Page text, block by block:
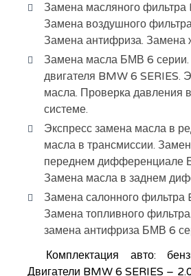
Замена масляного фильтра
Замена воздушного
Замена антифриза. Замена
Замена масла БМВ 6
двигателя BMW 6 SERIES.
масла. Проверка давления
системе.
Экспресс замена масла в
масла в трансмиссии.
переднем дифференциале
Замена масла в заднем
Замена салонного фильтра
Замена топливного
замена антифриза БМВ 6
Комплектация авто:
Двигатели BMW 6 SERIES –